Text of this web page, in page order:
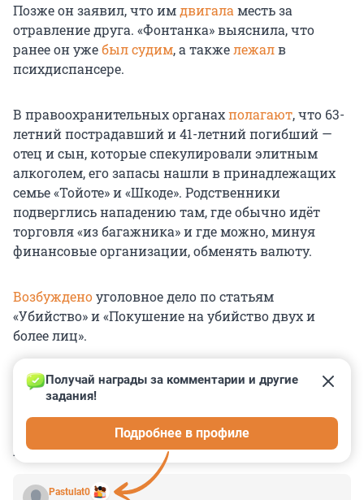
Позже он заявил, что имдвигала месть за
отравление друга. «Фонтанка» выяснила, что
ранее он ужебыл судим, а такжележалв
психдиспансере.
В правоохранительных органахполагают, что 63-
летний пострадавший и 41-летний погибший —
отец и сын, которые спекулировали элитным
алкоголем, его запасы нашли в принадлежащих
семье «Тойоте» и «Шкоде». Родственники
подверглись нападению там, где обычно идёт
торговля «из багажника» и где можно, минуя
финансовые организации, обменять валюту.
Возбужденоуголовное дело по статьям
«Убийство» и «Покушение на убийство двух и
более лиц».
КОММЕНТАРИИ 9
Pastulat0
Получай награды за комментарии и другие
задания!
Подробнее в профиле